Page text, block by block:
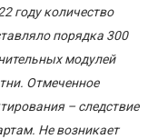
году количество
порядка 300
модулей
Отмеченное
– следствие
Не возникает